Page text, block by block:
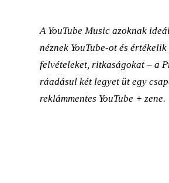
A YouTube Music azoknak
néznek YouTube-ot és
felvételeket, ritkaságokat – a
ráadásul két legyet üt egy
reklámmentes YouTube + zene.